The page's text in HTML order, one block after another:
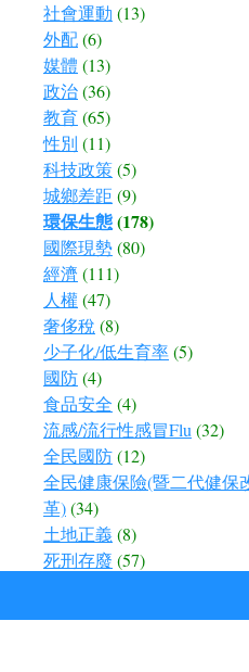
社會運動 (13)
外配(6)
媒體 (13)
政治(36)
教育(65)
性別 (11)
科技政策(5)
城鄉差距 (9)
環保生態(178)
國際現勢(80)
經濟 (111)
人權(47)
奢侈稅 (8)
少子化/低生育率(5)
國防(4)
食品安全 (4)
流感/流行性感冒Flu(32)
全民國防(12)
全民健康保險(暨二代健保
革)(34)
土地正義(8)
死刑存廢 (57)